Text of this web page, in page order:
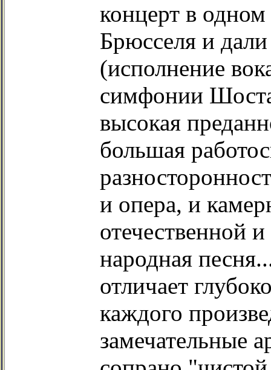
концерт в
Брюсселя и
(исполнение
симфонии
высокая
большая
и опера, и
отечественной
народная
отличает
каждого
замечательные